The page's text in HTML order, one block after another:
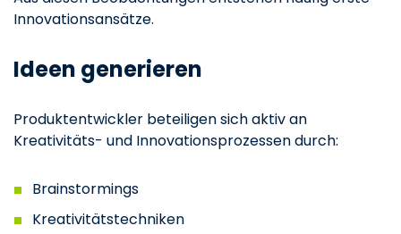
Innovationsansätze.
Ideen generieren
Produktentwickler beteiligen sich aktiv an
Kreativitäts- und Innovationsprozessen durch:
Brainstormings
Kreativitätstechniken